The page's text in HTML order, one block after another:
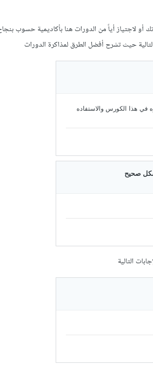
لاجتياز أياً من الدورات هنا بأكاديمية حسوب
حيث تشرح أفضل الطرق لمذاكرة الدورات
التالية